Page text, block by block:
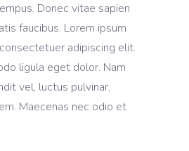
Donec vitae sapien
faucibus. Lorem ipsum
adipiscing elit.
ligula eget dolor. Nam
vel, luctus pulvinar,
Maecenas nec odio et